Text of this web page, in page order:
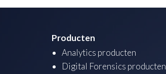
Producten
Analytics producten
Digital Forensics producten